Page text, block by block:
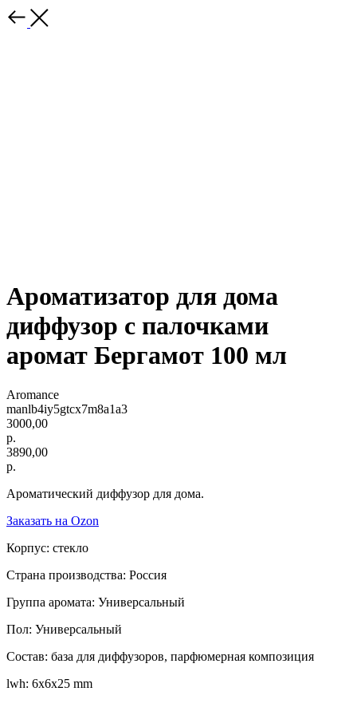
Ароматизатор для дома
диффузор с палочками
аромат Бергамот 100 мл
Aromance
manlb4iy5gtcx7m8a1a3
3000,00
р.
3890,00
р.
Ароматический диффузор для дома.
Заказать на Ozon
Корпус: стекло
Страна производства: Россия
Группа аромата: Универсальный
Пол: Универсальный
Состав: база для диффузоров, парфюмерная композиция
lwh: 6x6x25 mm